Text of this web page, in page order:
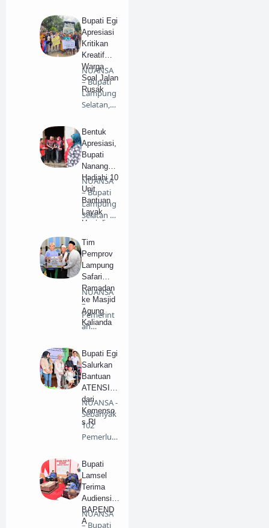
Bupati Egi
Apresiasi
Kritikan
Kreatif
Warga
Soal Jalan
Rusak
NUANSA
– Bupati
Lampung
Selatan,
Egi Pra…
Bentuk
Apresiasi,
Bupati
Nanang
Hadiahi 10
Unit
Bantuan
Layak
Huni di
NUANSA
– Bupati
Lampung
Selatan H.
Ermant…
Tim
Pemprov
Lampung
Safari
Ramadan
ke Masjid
Agung
Kalianda
NUANSA
–
Pemerint
ah
n
(Pemkab)
Lampung
S…
Bupati Egi
Salurkan
Bantuan
ATENSI
dari
Kemenso
s RI
NUANSA -
Sebanyak
102
Pemerlu
n
Kesejaht…
Bupati
Lamsel
Terima
Audiensi
BAPEND
A
NUANSA
– Bupati